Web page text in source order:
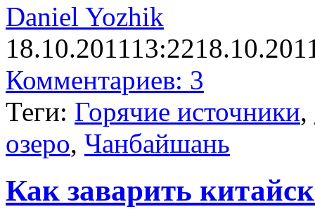
Daniel Yozhik
18.10.201113:22
Комментариев: 3
Теги: Горячие источники,
озеро, Чанбайшань
Как заварить